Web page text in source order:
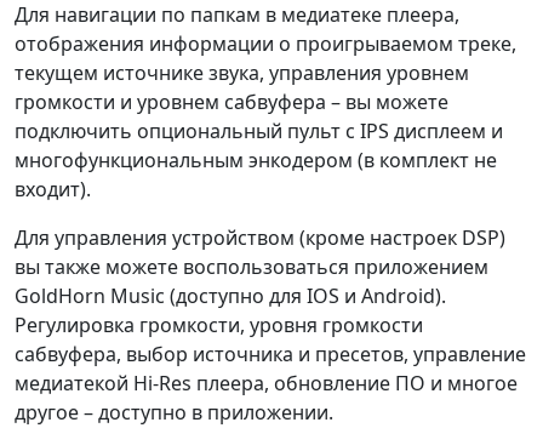
Для навигации по папкам в медиатеке плеера,
отображения информации о проигрываемом треке,
текущем источнике звука, управления уровнем
громкости и уровнем сабвуфера – вы можете
подключить опциональный пульт с IPS дисплеем и
многофункциональным энкодером (в комплект не
входит).
Для управления устройством (кроме настроек DSP)
вы также можете воспользоваться приложением
GoldHorn Music (доступно для IOS и Android).
Регулировка громкости, уровня громкости
сабвуфера, выбор источника и пресетов, управление
медиатекой Hi-Res плеера, обновление ПО и многое
другое – доступно в приложении.